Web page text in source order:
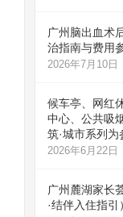
广州脑出血术
治指南与费用
2026年7月10日
候车亭、网红
中心、公共吸
筑·城市系列为
2026年6月22日
广州麓湖家长
·结伴入住指引）